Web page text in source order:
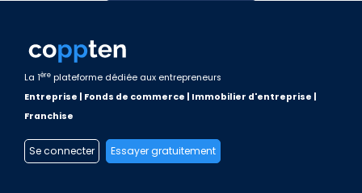
La 1ère plateforme dédiée aux entrepreneurs
Entreprise | Fonds de commerce | Immobilier d'entreprise |
Franchise
Se connecter Essayer gratuitement